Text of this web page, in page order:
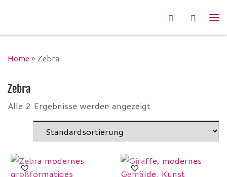
Search
Home » Zebra
Zebra
Alle 2 Ergebnisse werden angezeigt